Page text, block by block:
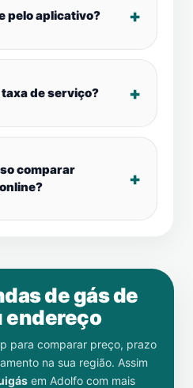
pelo aplicativo?
de serviço?
comparar
de gás de
endereço
para comparar preço, prazo
na sua região. Assim
em Adolfo com mais